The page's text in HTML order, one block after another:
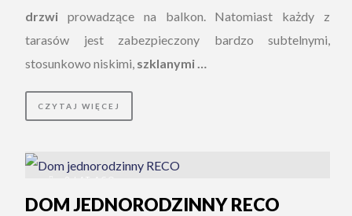
drzwi prowadzące na balkon. Natomiast każdy z
tarasów jest zabezpieczony bardzo subtelnymi,
stosunkowo niskimi, szklanymi …
CZYTAJ WIĘCEJ
9 LAT AGO
DOM JEDNORODZINNY RECO